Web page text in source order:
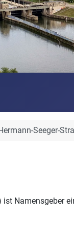
Seeger-
ist Namensgeber